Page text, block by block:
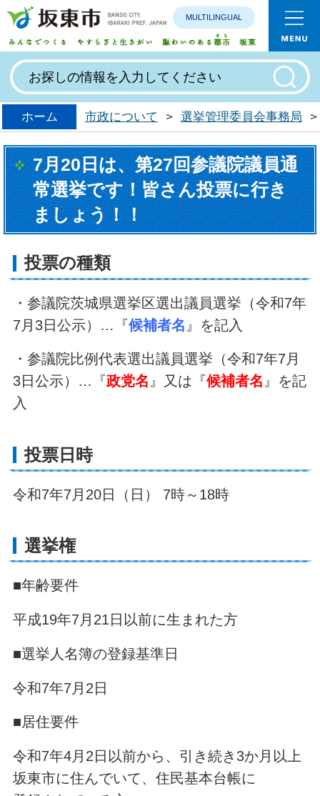
みんなで
MULTILINGUAL
ホーム 市政について > 選挙管理委員会事務局 >
7月20日は、第27回参議院議員通
常選挙です！皆さん投票に行き
ましょう！！
投票の種類
・参議院茨城県選挙区選出議員選挙（令和7年
7月3日公示）…『候補者名 』を記入
・参議院比例代表選出議員選挙（令和7年7月
3日公示）…『政党名』又は『候補者名』を記
入
投票日時
令和7年7月20日（日） 7時～18時
選挙権
■年齢要件
平成19年7月21日以前に生まれた方
■選挙人名簿の登録基準日
令和7年7月2日
■居住要件
令和7年4月2日以前から、引き続き3か月以上
坂東市に住んでいて、住民基本台帳に